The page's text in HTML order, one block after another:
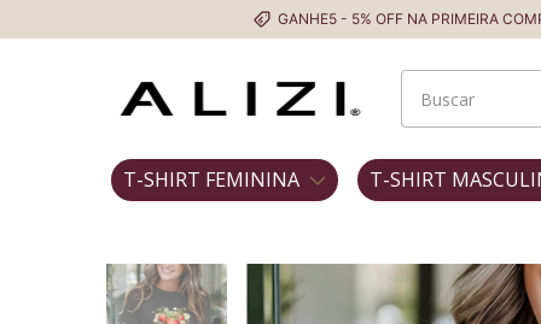
GANHE5 - 5% OFF NA PRIMEIRA COMPRA
T-SHIRT FEMININA T-SHIRT